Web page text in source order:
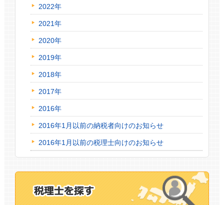
2022年
2021年
2020年
2019年
2018年
2017年
2016年
2016年1月以前の納税者向けのお知らせ
2016年1月以前の税理士向けのお知らせ